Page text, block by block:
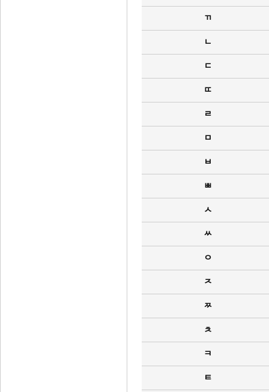
ㄲ
ㄴ
ㄷ
ㄸ
ㄹ
ㅁ
ㅂ
ㅃ
ㅅ
ㅆ
ㅇ
ㅈ
ㅉ
ㅊ
ㅋ
ㅌ